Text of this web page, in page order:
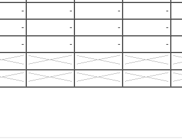
- - - -
- - - -
- - - -